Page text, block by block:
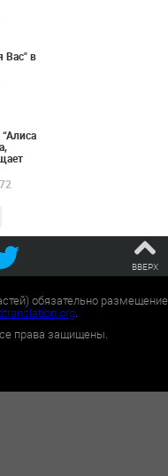
Вас" в
ВВЕРХ
обязательно размещение
.
права защищены.